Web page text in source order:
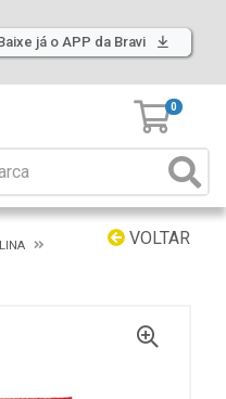
já o APP da Bravi
0
VOLTAR